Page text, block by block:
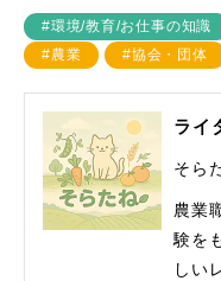
#環境/教育/お仕事の知識
#農業
#協会・団体
ライ
そら
農業
験を
しい